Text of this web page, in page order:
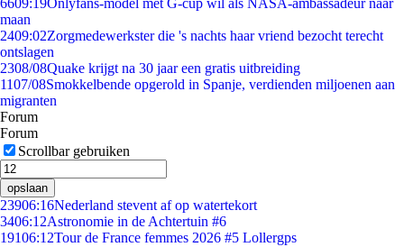
6609:19Onlyfans-model met G-cup wil als NASA-ambassadeur naar
maan
2409:02Zorgmedewerkster die 's nachts haar vriend bezocht terecht
ontslagen
2308/08Quake krijgt na 30 jaar een gratis uitbreiding
1107/08Smokkelbende opgerold in Spanje, verdienden miljoenen aan
migranten
Forum
Forum
Scrollbar gebruiken
opslaan
23906:16Nederland stevent af op watertekort
3406:12Astronomie in de Achtertuin #6
19106:12Tour de France femmes 2026 #5 Lollergps